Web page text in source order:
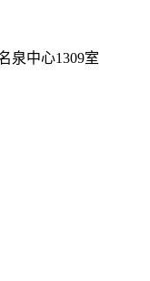
泉中心1309室